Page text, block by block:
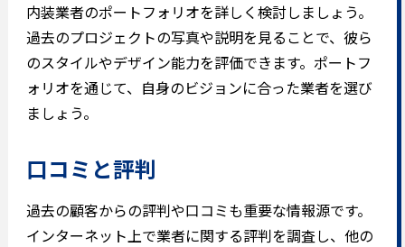
内装業者のポートフォリオを詳しく検討しましょう。
過去のプロジェクトの写真や説明を見ることで、彼ら
のスタイルやデザイン能力を評価できます。ポートフ
ォリオを通じて、自身のビジョンに合った業者を選び
ましょう。
口コミと評判
過去の顧客からの評判や口コミも重要な情報源です。
インターネット上で業者に関する評判を調査し、他の